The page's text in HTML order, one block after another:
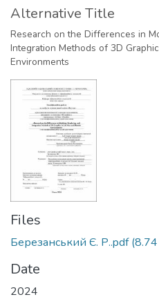
Alternative Title
Research on the Differences in
Integration Methods of 3D
Environments
Files
Березанський Є. Р..pdf(8.74
Date
2024